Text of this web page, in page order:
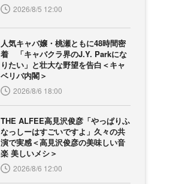
2026/8/5 12:00
人気キャバ嬢・桃瀬ともに48時間密
着 「キャバクラ界のJ.Y. Parkにな
りたい」と壮大な野望を告白＜キャ
ベリバ内閣＞
2026/8/6 18:00
THE ALFEE高見沢俊彦「やっぱりふ
なっしーはすごいですよ」久々の共
演で実感＜高見沢俊彦の美味しい音
楽 美しいメシ＞
2026/8/6 12:00